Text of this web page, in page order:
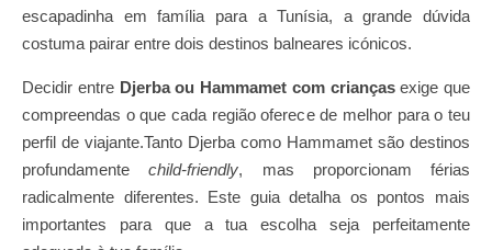
escapadinha em família para a Tunísia, a grande dúvida
costuma pairar entre dois destinos balneares icónicos.
Decidir entre Djerba ou Hammamet com criançasexige que
compreendas o que cada região oferece de melhor para o teu
perfil de viajante.Tanto Djerba como Hammamet são destinos
profundamentechild-friendly, mas proporcionam férias
radicalmente diferentes. Este guia detalha os pontos mais
importantes para que a tua escolha seja perfeitamente